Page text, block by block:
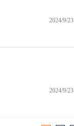
2024/9/23
2024/9/23